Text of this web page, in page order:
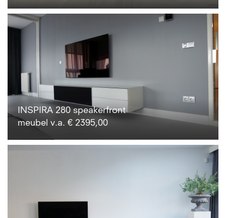
INSPIRA 280 speakerfront
meubel v.a. € 2395,00